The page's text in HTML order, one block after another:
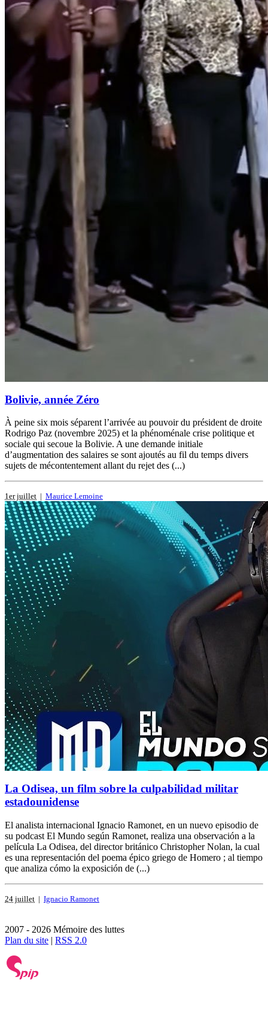
Bolivie, année Zéro
À peine six mois séparent l’arrivée au pouvoir du président de droite
Rodrigo Paz (novembre 2025) et la phénoménale crise politique et
sociale qui secoue la Bolivie. A une demande initiale
d’augmentation des salaires se sont ajoutés au fil du temps divers
sujets de mécontentement allant du rejet des (...)
1er juillet | Maurice Lemoine
La Odisea, un film sobre la culpabilidad militar
estadounidense
El analista internacional Ignacio Ramonet, en un nuevo episodio de
su podcast El Mundo según Ramonet, realiza una observación a la
película La Odisea, del director británico Christopher Nolan, la cual
es una representación del poema épico griego de Homero ; al tiempo
que analiza cómo la exposición de (...)
24 juillet | Ignacio Ramonet
2007 - 2026 Mémoire des luttes
Plan du site | RSS 2.0